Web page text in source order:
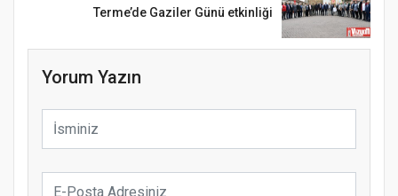
Terme’de Gaziler Günü etkinliği
Yorum Yazın